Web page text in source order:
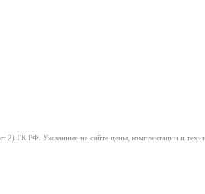
ГК РФ. Указанные на сайте цены, комплектации и